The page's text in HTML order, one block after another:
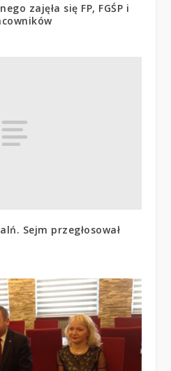
zajęła się FP, FGŚP i
Sejm przegłosował